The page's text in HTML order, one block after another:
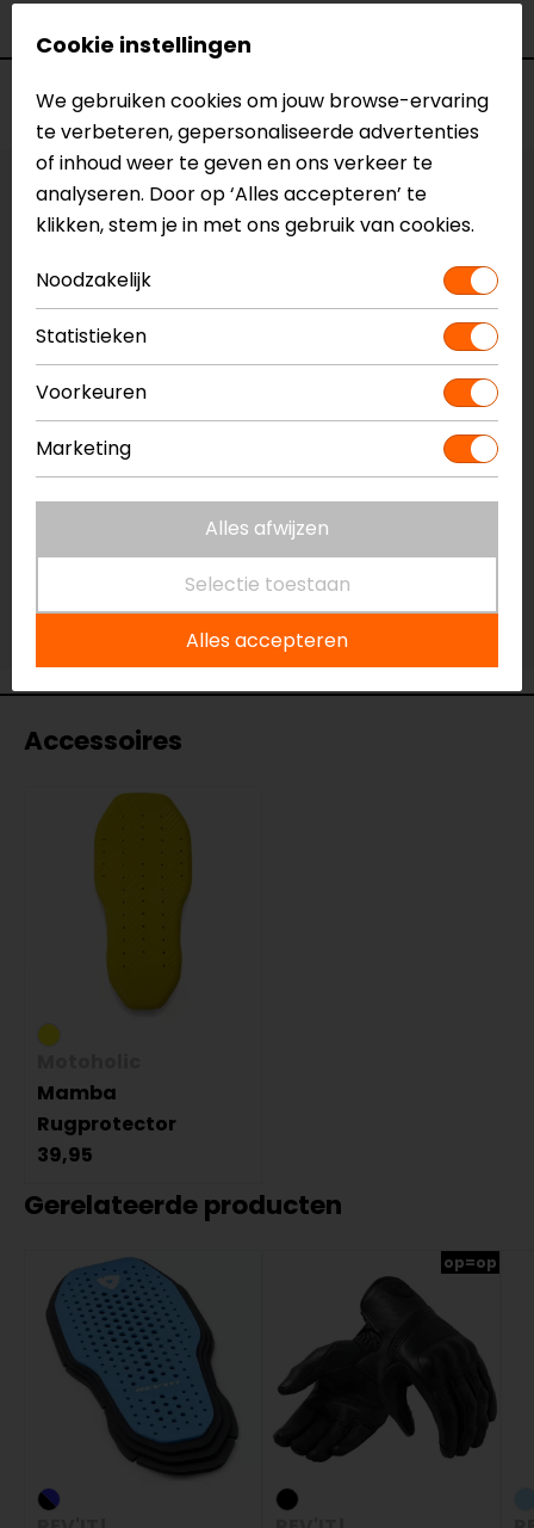
Voorraad
Kleur:Zwart
Vestiging Apeldoorn
Niet op voorraad
Vestiging Breda
Niet op voorraad
Vestiging Capelle a/d IJssel
Niet op voorraad
Vestiging Eindhoven
Vestiging Vianen
Accessoires
Mamba
Rugprotector
39,95
Gerelateerde producten
op=op
Cookie instellingen
We gebruiken cookies om jouw browse-ervaring
te verbeteren, gepersonaliseerde advertenties
of inhoud weer te geven en ons verkeer te
analyseren. Door op ‘Alles accepteren’ te
klikken, stem je in met ons gebruik van cookies.
Noodzakelijk
Statistieken
Voorkeuren
Marketing
Alles afwijzen
Selectie toestaan
Alles accepteren